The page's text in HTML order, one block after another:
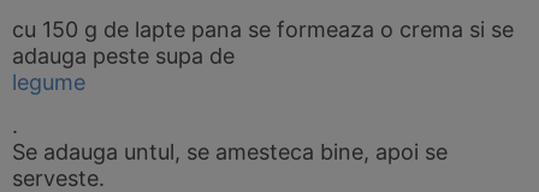
cu 150 g de lapte pana se formeaza o crema si se
adauga peste supa de
legume
.
Se adauga untul, se amesteca bine, apoi se
serveste.